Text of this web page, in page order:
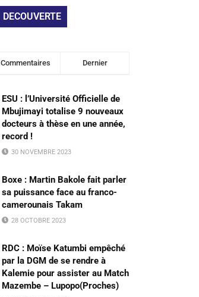
DECOUVERTE
Commentaires Dernier
ESU : l’Université Officielle de
Mbujimayi totalise 9 nouveaux
docteurs à thèse en une année,
record !
30 NOVEMBRE 2023
Boxe : Martin Bakole fait parler
sa puissance face au franco-
camerounais Takam
28 OCTOBRE 2023
RDC : Moïse Katumbi empêché
par la DGM de se rendre à
Kalemie pour assister au Match
Mazembe – Lupopo(Proches)